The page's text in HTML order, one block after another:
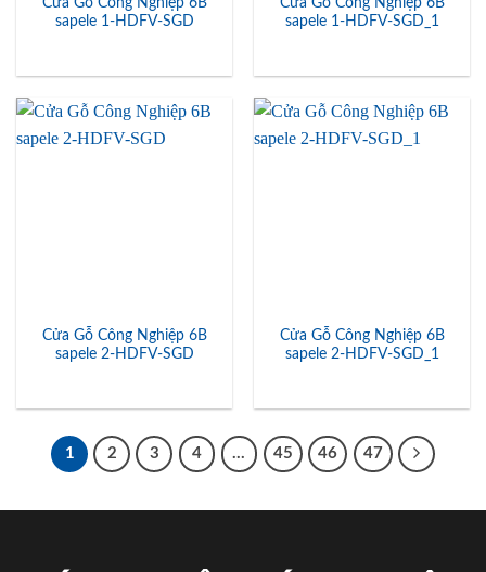
sapele 1-HDFV-SGD
sapele 1-HDFV-SGD_1
Cửa Gỗ Công Nghiệp 6B
sapele 2-HDFV-SGD
Cửa Gỗ Công Nghiệp 6B
sapele 2-HDFV-SGD_1
1 2 3 4 … 45 46 47